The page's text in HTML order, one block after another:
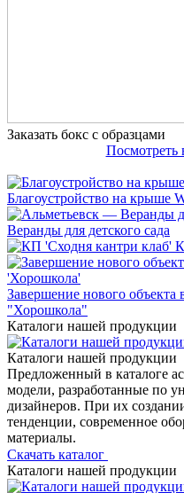
Заказать бокс с образцами
Посмотреть
Благоустройство на крыше
Веранды для детского сада
Завершение нового объекта
"Хорошкола"
Каталоги нашей продукции
Каталоги нашей продукции
Предложенный в каталоге
модели, разработанные по
дизайнеров. При их
тенденции, современное
материалы.
Скачать каталог
Каталоги нашей продукции